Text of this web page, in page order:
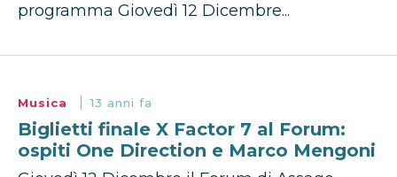
programma Giovedì 12 Dicembre...
Musica 13 anni fa
Biglietti finale X Factor 7 al Forum:
ospiti One Direction e Marco Mengoni